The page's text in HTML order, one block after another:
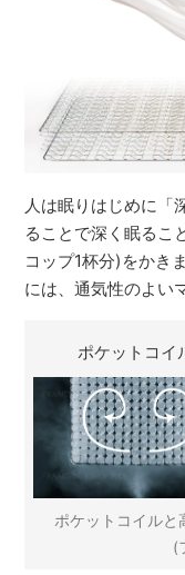
人は眠りはじめに「
ることで深く眠るこ
コップ1杯分)をかき
には、通気性のよい
ポケットコイ
ポケットコイルと
(